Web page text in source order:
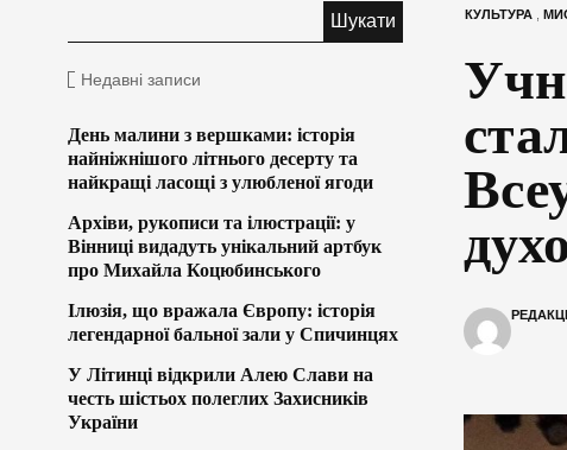
КУЛЬТУРА,
Недавні записи
День малини з вершками: історія
найніжнішого літнього десерту та
найкращі ласощі з улюбленої ягоди
Архіви, рукописи та ілюстрації: у
Вінниці видадуть унікальний артбук
про Михайла Коцюбинського
Ілюзія, що вражала Європу: історія
легендарної бальної зали у Спичинцях
У Літинці відкрили Алею Слави на
честь шістьох полеглих Захисників
України